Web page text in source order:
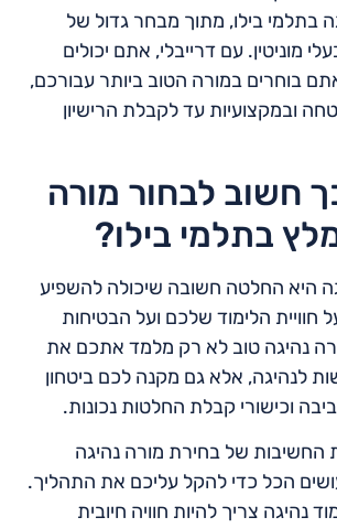
בתלמי בילו, מתוך מבחר גדול של
מוניטין. עם דרייבלי, אתם יכולים
בוחרים במורה הטוב ביותר עבורכם,
ובמקצועיות עד לקבלת הרישיון
חשוב לבחור מורה
בתלמי בילו?
היא החלטה חשובה שיכולה להשפיע
חוויית הלימוד שלכם ועל הבטיחות
נהיגה טוב לא רק מלמד אתכם את
לנהיגה, אלא גם מקנה לכם ביטחון
וכישורי קבלת החלטות נכונות.
החשיבות של בחירת מורה נהיגה
הכל כדי להקל עליכם את התהליך.
נהיגה צריך להיות חוויה חיובית